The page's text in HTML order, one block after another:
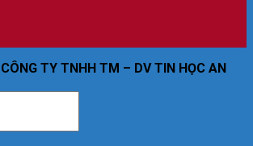
CÔNG TY TNHH TM – DV TIN HỌC AN